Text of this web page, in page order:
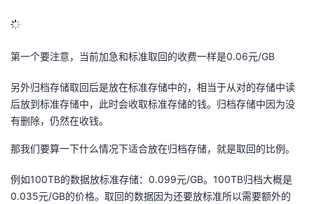
主
页
的
开
发
者
的
我
我
的
开
发
学
我
的
Programs
我
的
持
第一个要注意，当前加急和标准取回的收费一样是0.06元/GB
另外归档存储取回后是放在标准存储中的，相当于从对的存储中读
后放到标准存储中，此时会收取标准存储的钱。归档存储中因为没
有删除，仍然在收钱。
那我们要算一下什么情况下适合放在归档存储，就是取回的比例。
例如100TB的数据放标准存储：0.099元/GB。100TB归档大概是
0.035元/GB的价格。取回的数据因为还要放标准所以需要额外的